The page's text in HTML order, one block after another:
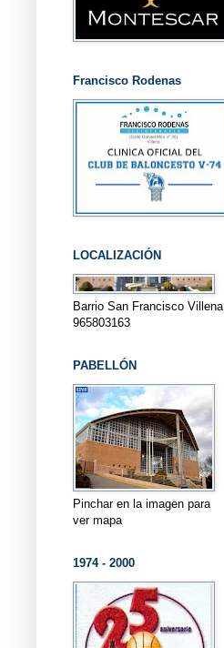
Francisco Rodenas
LOCALIZACIÓN
Barrio San Francisco Villena
965803163
PABELLÓN
Pinchar en la imagen para
ver mapa
1974 - 2000